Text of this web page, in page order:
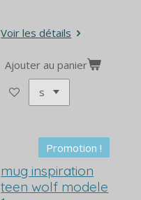
Voir les détails
Ajouter au panier
Promotion !
mug inspiration
teen wolf modele